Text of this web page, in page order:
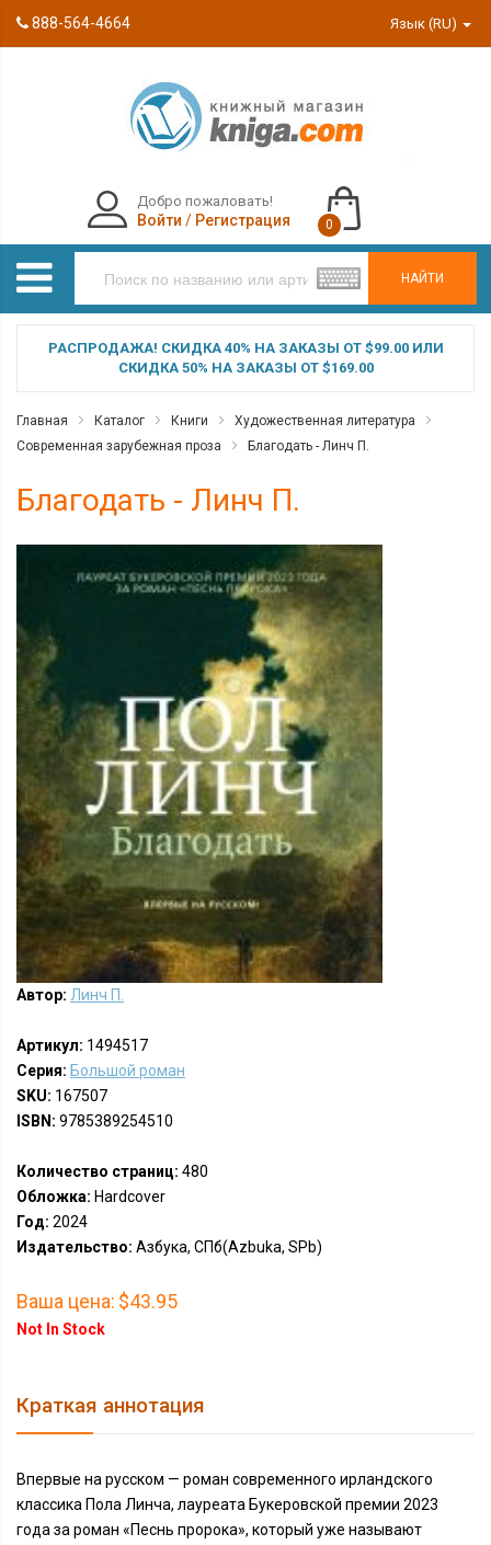
888-564-4664 Язык (RU)
НАЙТИ
Добро пожаловать!
Войти / Регистрация 0
РАСПРОДАЖА! СКИДКА 40% НА ЗАКАЗЫ ОТ $99.00 ИЛИ
СКИДКА 50% НА ЗАКАЗЫ ОТ $169.00
Главная Каталог Книги
Художественная литература
Современная зарубежная проза
Благодать - Линч П.
Благодать - Линч П.
Автор: Линч П.
Артикул: 1494517
Серия: Большой роман
SKU: 167507
ISBN: 9785389254510
Количество страниц: 480
Обложка: Hardcover
Год: 2024
Издательство: Азбука, СПб(Azbuka, SPb)
Ваша цена: $43.95
Not In Stock
Краткая аннотация
Впервые на русском — роман современного ирландского
классика Пола Линча, лауреата Букеровской премии 2023
года за роман «Песнь пророка», который уже называют